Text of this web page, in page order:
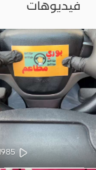
فيديوهات
1985